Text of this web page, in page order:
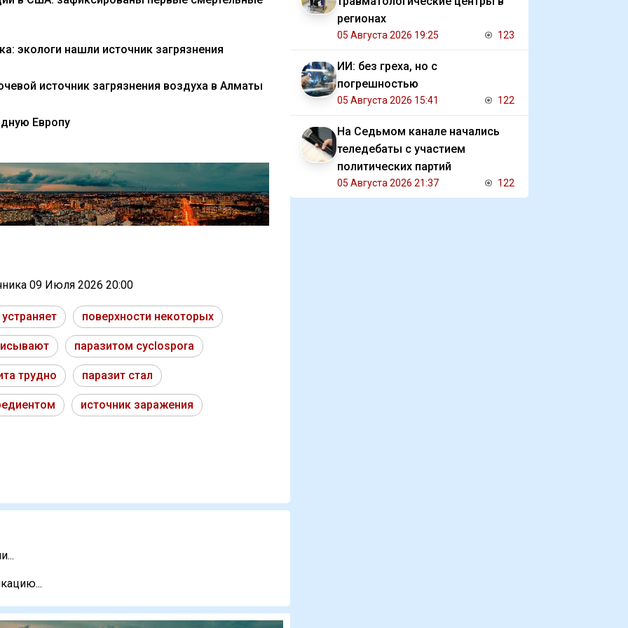
экологи нашли источник загрязнения
источник загрязнения воздуха в Алматы
Европу
09 Июля 2026 20:00
поверхности некоторых
паразитом cyclospora
трудно паразит стал
источник заражения
регионах
05 Августа 2026 19:25 123
ИИ: без греха, но с
погрешностью
05 Августа 2026 15:41 122
На Седьмом канале начались
теледебаты с участием
политических партий
05 Августа 2026 21:37 122